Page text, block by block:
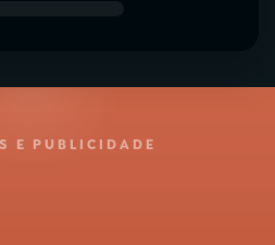
E PUBLICIDADE